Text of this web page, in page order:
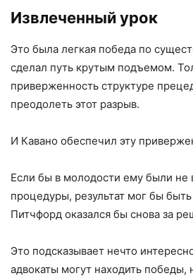
Извлеченный урок
Это была легкая победа по
сделал путь крутым подъемом.
приверженность структуре
преодолеть этот разрыв.
И Кавано обеспечил эту
Если бы в молодости ему были не
процедуры, результат мог бы
Питчфорд оказался бы снова за
Это подсказывает нечто
адвокаты могут находить победы,